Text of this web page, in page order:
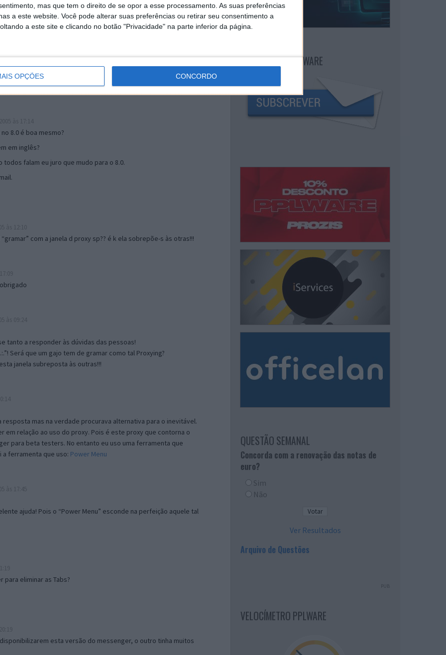
mas que tem o direito de se opor a esse processamento. As suas preferências
a este website. Você pode alterar suas preferências ou retirar seu consentimento a
a este site e clicando no botão "Privacidade" na parte inferior da página.
OPÇÕES CONCORDO
mail algum.
17:00
8.0 é boa mesmo?
em inglês?
falam eu juro que mudo para o 8.0.
com a janela d proxy sp?? é k ela sobrepõe-s às otras!!!
tanto a responder às dúvidas das pessoas!
Será que um gajo tem de gramar como tal Proxying?
janela subreposta às outras!!!
mas na verdade procurava alternativa para o inevitável.
em relação ao uso do proxy. Pois é este proxy que contorna o
para beta testers. No entanto eu uso uma ferramenta que
ferramenta que uso: Power Menu
ajuda! Pois o “Power Menu” esconde na perfeição aquele tal
para eliminar as Tabs?
esta versão do messenger, o outro tinha muitos
NEWSLETTER PPLWARE
QUESTÃO SEMANAL
Concorda com a renovação das notas de
euro?
Sim
Não
Ver Resultados
Arquivo de Questões
PUB
VELOCÍMETRO PPLWARE